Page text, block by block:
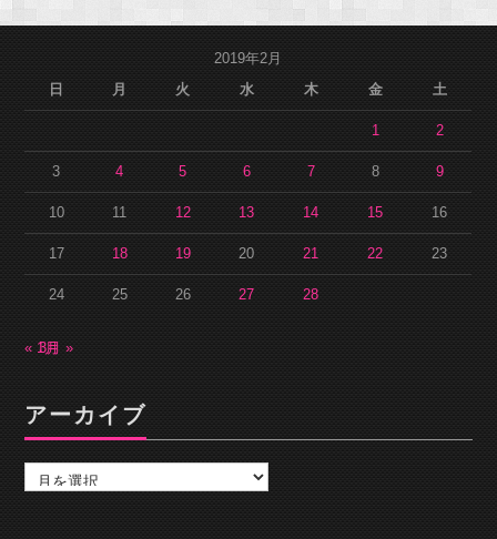
2019年2月
日
月 火 水 木 金 土
1 2
3 4 5 6 7 8 9
10 11 12 13 14 15 16
17 18 19 20 21 22 23
24 25 26 27 28
« 1月3月 »
アーカイブ
カ